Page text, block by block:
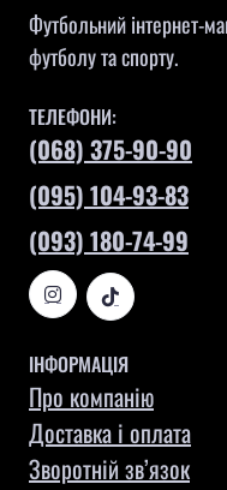
Футбольний інтернет-
футболу та спорту.
ТЕЛЕФОНИ:
(068) 375-90-90
(095) 104-93-83
(093) 180-74-99
ІНФОРМАЦІЯ
Про компанію
Доставка і оплата
Зворотній зв’язок